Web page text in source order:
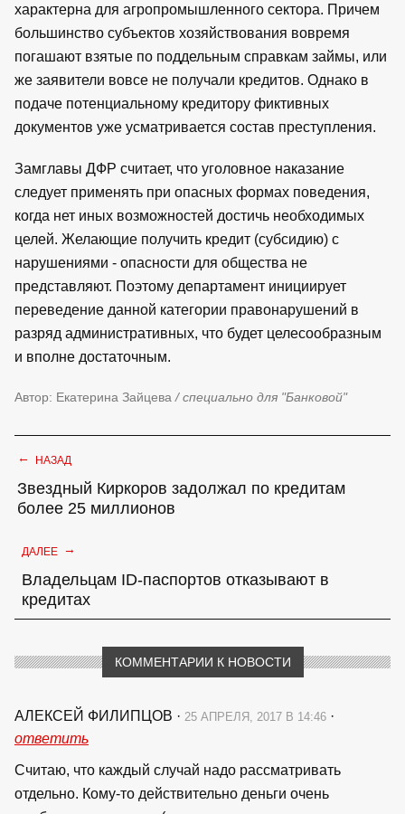
характерна для агропромышленного сектора. Причем
большинство субъектов хозяйствования вовремя
погашают взятые по поддельным справкам займы, или
же заявители вовсе не получали кредитов. Однако в
подаче потенциальному кредитору фиктивных
документов уже усматривается состав преступления.
Замглавы ДФР считает, что уголовное наказание
следует применять при опасных формах поведения,
когда нет иных возможностей достичь необходимых
целей. Желающие получить кредит (субсидию) с
нарушениями - опасности для общества не
представляют. Поэтому департамент инициирует
переведение данной категории правонарушений в
разряд административных, что будет целесообразным
и вполне достаточным.
Автор: Екатерина Зайцева / специально для "Банковой"
← НАЗАД
Звездный Киркоров задолжал по кредитам
более 25 миллионов
ДАЛЕЕ →
Владельцам ID-паспортов отказывают в
кредитах
КОММЕНТАРИИ К НОВОСТИ
АЛЕКСЕЙ ФИЛИПЦОВ · 25 АПРЕЛЯ, 2017 В 14:46 ·
ответить
Считаю, что каждый случай надо рассматривать
отдельно. Кому-то действительно деньги очень